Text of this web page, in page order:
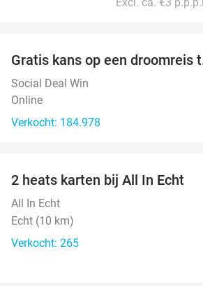
Gratis kans op een droomreis
Social Deal Win
Online
Verkocht: 184.978
2 heats karten bij All In Echt
All In Echt
Echt (10 km)
Verkocht: 265